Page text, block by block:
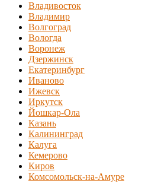
Владивосток
Владимир
Волгоград
Вологда
Воронеж
Дзержинск
Екатеринбург
Иваново
Ижевск
Иркутск
Йошкар-Ола
Казань
Калининград
Калуга
Кемерово
Киров
Комсомольск-на-Амуре